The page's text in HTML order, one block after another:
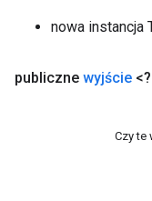
nowa instancja
publiczne wyjście
Czy te